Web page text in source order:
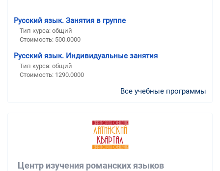
Русский язык. Занятия в группе
Тип курса: общий
Стоимость: 500.0000
Русский язык. Индивидуальные занятия
Тип курса: общий
Стоимость: 1290.0000
Все учебные программы
Центр изучения романских языков